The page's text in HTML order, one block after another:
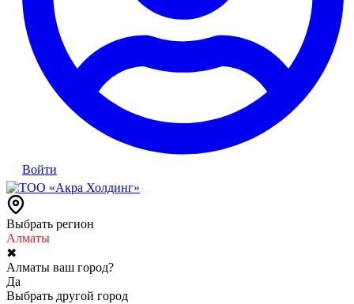
Войти
Выбрать регион
Алматы
✖
Алматы ваш город?
Да
Выбрать другой город